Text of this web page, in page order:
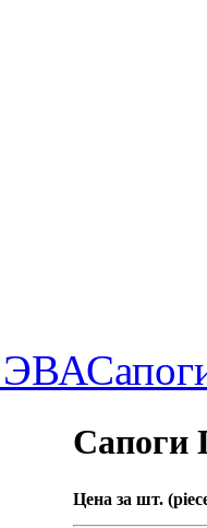
ЭВА
Сапоги
Цена за шт.